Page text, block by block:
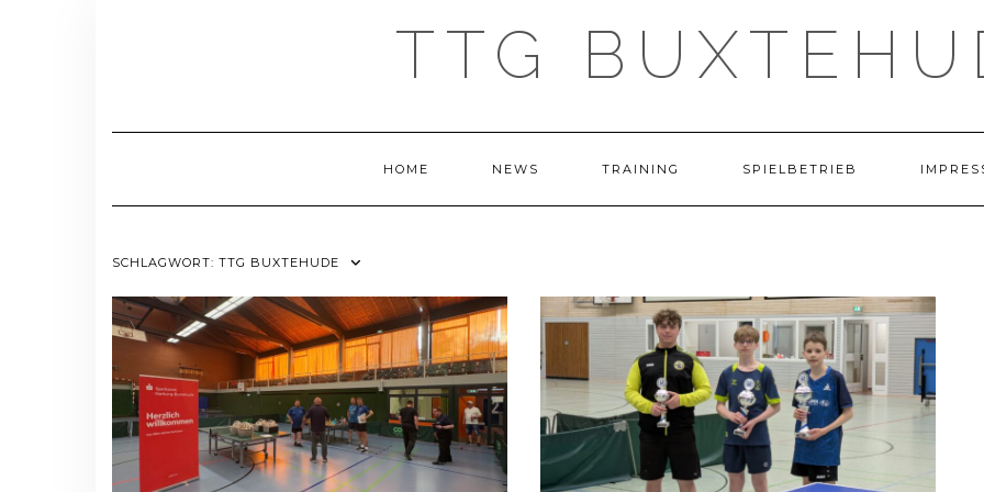
TTG
HOME NEWS TRAINING SPIELBETRIEB
SCHLAGWORT: TTG BUXTEHUDE